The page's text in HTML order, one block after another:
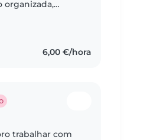
organizada,
6,00 €/hora
trabalhar com